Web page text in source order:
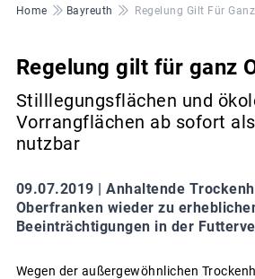
Pfadnavigation
Home Bayreuth Regelung Gilt Für
Regelung gilt für ganz
Stilllegungsflächen und
Vorrangflächen ab sofort
nutzbar
09.07.2019 | Anhaltende
Oberfranken wieder zu
Beeinträchtigungen in der
Wegen der außergewöhnlichen